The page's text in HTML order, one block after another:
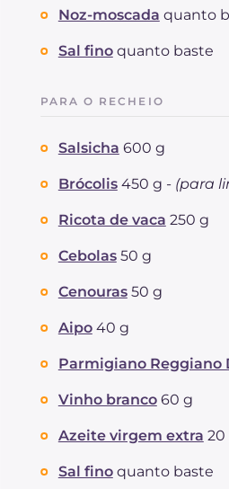
Noz-moscada quanto
Sal fino quanto baste
PARA O RECHEIO
Salsicha 600 g
Brócolis 450 g - (para
Ricota de vaca 250 g
Cebolas 50 g
Cenouras 50 g
Aipo 40 g
Parmigiano Reggiano
Vinho branco 60 g
Azeite virgem extra 20
Sal fino quanto baste